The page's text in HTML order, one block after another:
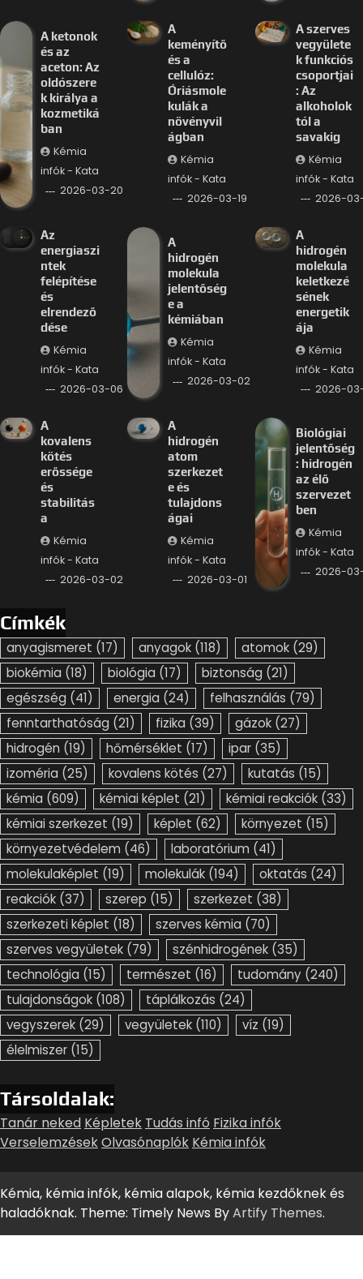
A ketonok
és az
aceton: Az
oldószere
k királya a
kozmetiká
ban
Kémia
infók - Kata
2026-03-20
A
keményítő
és a
cellulóz:
Óriásmole
kulák a
növényvil
ágban
Kémia
infók - Kata
2026-03-19
A szerves
vegyülete
k funkciós
csoportjai
: Az
alkoholok
tól a
savakig
Kémia
infók - Kata
2026-
Az
energiaszi
ntek
felépítése
és
elrendező
dése
Kémia
infók - Kata
2026-03-06
A
hidrogén
molekula
jelentőség
e a
kémiában
Kémia
infók - Kata
2026-03-02
A
hidrogén
molekula
keletkezé
sének
energetik
ája
Kémia
infók - Kata
2026-
A
kovalens
kötés
erőssége
és
stabilitás
a
Kémia
infók - Kata
2026-03-02
A
hidrogén
atom
szerkezet
e és
tulajdons
ágai
Kémia
infók - Kata
2026-03-01
Biológiai
jelentőség
: hidrogén
az élő
szervezet
ben
Kémia
infók - Kata
2026-
Címkék
anyagismeret (17) anyagok (118) atomok (29)
biokémia (18) biológia (17) biztonság (21)
egészség (41) energia (24) felhasználás (79)
fenntarthatóság (21) fizika (39) gázok (27)
hidrogén (19) hőmérséklet (17) ipar (35)
izoméria (25) kovalens kötés (27) kutatás (15)
kémia (609) kémiai képlet (21) kémiai reakciók (33)
kémiai szerkezet (19) képlet (62) környezet (15)
környezetvédelem (46) laboratórium (41)
molekulaképlet (19) molekulák (194) oktatás (24)
reakciók (37) szerep (15) szerkezet (38)
szerkezeti képlet (18) szerves kémia (70)
szerves vegyületek (79) szénhidrogének (35)
technológia (15) természet (16) tudomány (240)
tulajdonságok (108) táplálkozás (24)
vegyszerek (29) vegyületek (110) víz (19)
élelmiszer (15)
Társoldalak:
Tanár neked Képletek Tudás infó Fizika infók
VerselemzésekOlvasónaplók Kémia infók
Kémia, kémia infók, kémia alapok, kémia kezdőknek és
haladóknak. Theme: Timely News ByArtify Themes.